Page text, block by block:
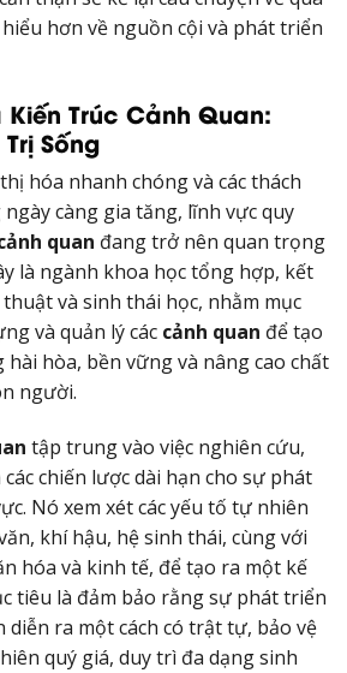
hơn về nguồn cội và phát triển
Trúc Cảnh Quan:
Sống
hóa nhanh chóng và các thách
càng gia tăng, lĩnh vực quy
quan đang trở nên quan trọng
là ngành khoa học tổng hợp, kết
và sinh thái học, nhằm mục
và quản lý các cảnh quan để tạo
hòa, bền vững và nâng cao chất
người.
tập trung vào việc nghiên cứu,
chiến lược dài hạn cho sự phát
Nó xem xét các yếu tố tự nhiên
khí hậu, hệ sinh thái, cùng với
hóa và kinh tế, để tạo ra một kế
tiêu là đảm bảo rằng sự phát triển
ra một cách có trật tự, bảo vệ
quý giá, duy trì đa dạng sinh